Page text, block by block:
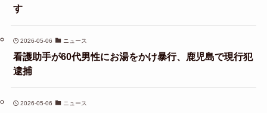
す
2026-05-06 ニュース
看護助手が60代男性にお湯をかけ暴行、鹿児島で現行犯
逮捕
2026-05-06 ニュース